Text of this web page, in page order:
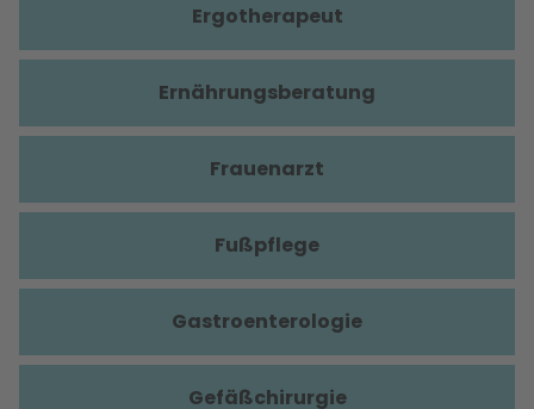
Ergotherapeut
Ernährungsberatung
Frauenarzt
Fußpflege
Gastroenterologie
Gefäßchirurgie